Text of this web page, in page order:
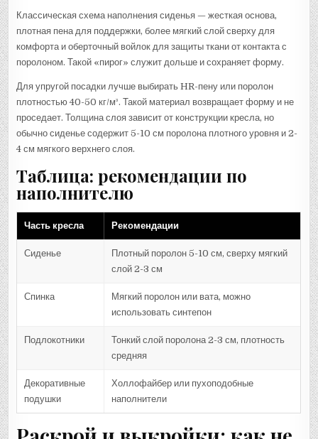
Классическая схема наполнения сиденья — жесткая основа,
плотная пена для поддержки, более мягкий слой сверху для
комфорта и оберточный войлок для защиты ткани от контакта с
поролоном. Такой «пирог» служит дольше и сохраняет форму.
Для упругой посадки лучше выбирать HR-пену или поролон
плотностью 40-50 кг/м³. Такой материал возвращает форму и не
проседает. Толщина слоя зависит от конструкции кресла, но
обычно сиденье содержит 5-10 см поролона плотного уровня и 2-
4 см мягкого верхнего слоя.
Таблица: рекомендации по
наполнителю
Часть кресла Рекомендации
Сиденье
Плотный поролон 5-10 см, сверху мягкий
слой 2-3 см
Спинка
Мягкий поролон или вата, можно
использовать синтепон
Подлокотники
Тонкий слой поролона 2-3 см, плотность
средняя
Декоративные
подушки
Холлофайбер или пухоподобные
наполнители